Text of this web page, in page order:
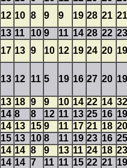
12 10 8 9 9 19 28 21 21
13 11 10 9 11 14 28 22 23
17 13 9 10 12 19 24 20 19
13 12 11 5 19 16 27 20 19
13 18 9 9 10 14 22 14 32
14 8 8 12 11 13 25 16 19
14 13 15 9 11 17 21 18 20
15 13 10 8 11 19 23 16 25
14 14 8 9 13 11 24 18 23
14 14 7 11 11 15 22 21 19